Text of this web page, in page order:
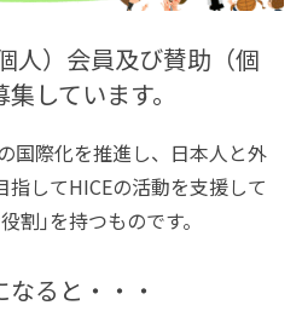
人）会員及び賛助（個
しています。
国際化を推進し、日本人と外
してHICEの活動を支援して
割｣を持つものです。
ると・・・